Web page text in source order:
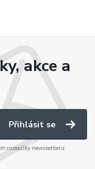
akce a
Přihlásit se
rozesílky newsletteru.